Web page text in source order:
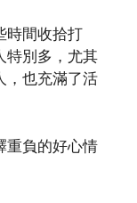
時間收拾打
特別多，尤其
，也充滿了活
重負的好心情